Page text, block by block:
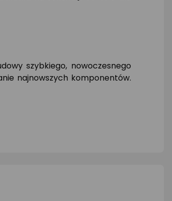
szybkiego, nowoczesnego
najnowszych komponentów.